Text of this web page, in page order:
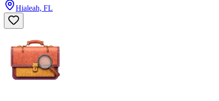
Hialeah, FL